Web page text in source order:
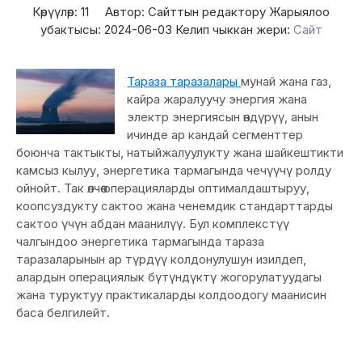
Көрүүлөр: 11 Автор: Сайттын редактору Жарыялоо
убактысы: 2024-06-03 Келип чыккан жери: Сайт
Тараза таразаларымунай жана газ,
кайра жаралуучу энергия жана
электр энергиясын өндүрүү, анын
ичинде ар кандай сегменттер
боюнча тактыкты, натыйжалуулукту жана шайкештикти
камсыз кылуу, энергетика тармагында чечүүчү ролду
ойнойт. Так өлчөө операцияларды оптималдаштыруу,
коопсуздукту сактоо жана ченемдик стандарттарды
сактоо үчүн абдан маанилүү. Бул комплекстүү
чалгындоо энергетика тармагында тараза
таразаларынын ар түрдүү колдонулушун изилдеп,
алардын операциялык бүтүндүктү жогорулатуудагы
жана туруктуу практикаларды колдоодогу маанисин
баса белгилейт.